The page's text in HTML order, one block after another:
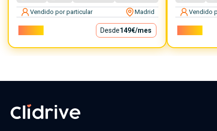
Vendido por particular Madrid
Desde149€/mes
Vendido